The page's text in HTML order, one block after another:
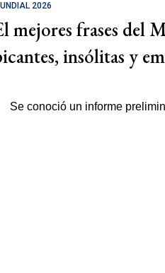
2026
mejores frases del
insólitas y